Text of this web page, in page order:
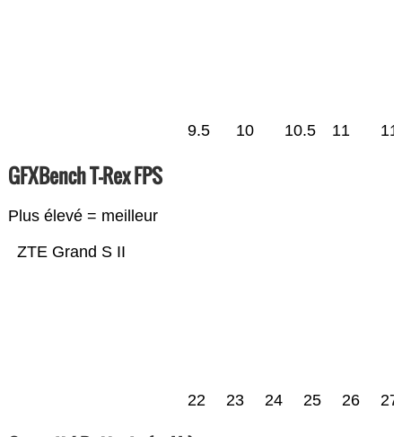
9.5 10 10.5 11
GFXBench T-Rex FPS
Plus élevé = meilleur
ZTE Grand S II
22 23 24 25 26 27